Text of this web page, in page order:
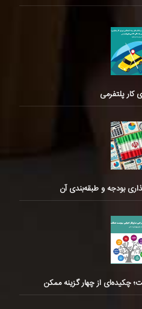
کار پلتفرمی
چکیده‌ای از چهار گزینه ممکن